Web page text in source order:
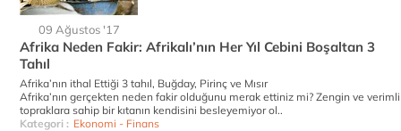
09 Ağustos '17
Afrika Neden Fakir: Afrikalı’nın Her Yıl Cebini Boşaltan 3
Tahıl
Afrika’nın ithal Ettiği 3 tahıl, Buğday, Pirinç ve Mısır
Afrika’nın gerçekten neden fakir olduğunu merak ettiniz mi? Zengin ve verimli
topraklara sahip bir kıtanın kendisini besleyemiyor ol..
Kategori : Ekonomi - Finans